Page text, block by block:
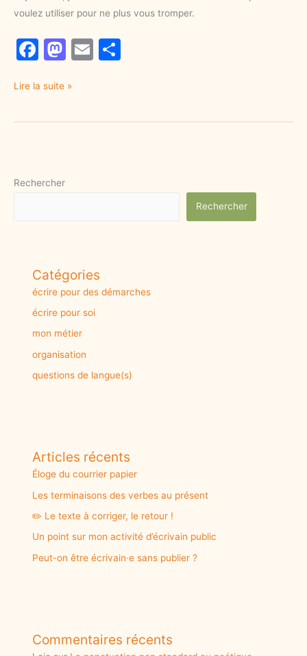
voulez utiliser pour ne plus vous tromper.
F
c
e
o
M
st
o
E
l
e
Lire la suite »
Rechercher
Rechercher
Catégories
écrire pour des démarches
écrire pour soi
mon métier
organisation
questions de langue(s)
Articles récents
Éloge du courrier papier
Les terminaisons des verbes au présent
✏️ Le texte à corriger, le retour !
Un point sur mon activité d’écrivain public
Peut-on être écrivain·e sans publier ?
Commentaires récents